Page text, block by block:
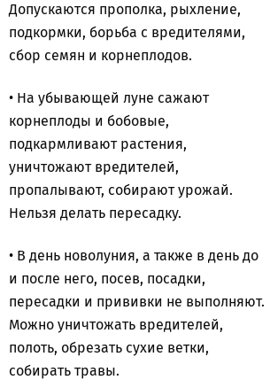
Допускаются прополка, рыхление,
подкормки, борьба с вредителями,
сбор семян и корнеплодов.
• На убывающей луне сажают
корнеплоды и бобовые,
подкармливают растения,
уничтожают вредителей,
пропалывают, собирают урожай.
Нельзя делать пересадку.
• В день новолуния, а также в день до
и после него, посев, посадки,
пересадки и прививки не выполняют.
Можно уничтожать вредителей,
полоть, обрезать сухие ветки,
собирать травы.